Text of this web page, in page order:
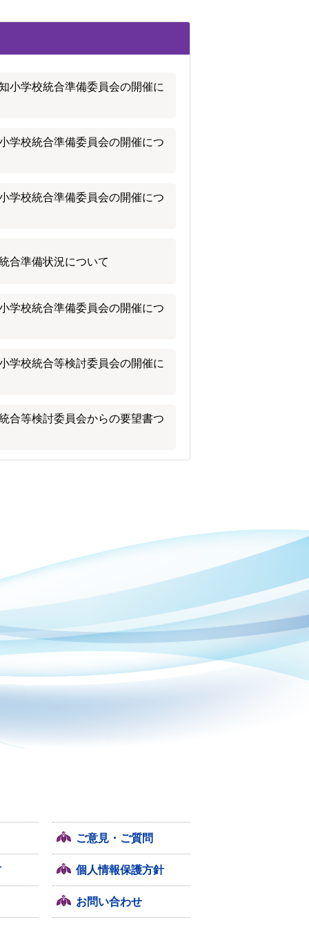
小学校統合準備委員会の開催に
学校統合準備委員会の開催につ
学校統合準備委員会の開催につ
合準備状況について
学校統合準備委員会の開催につ
学校統合等検討委員会の開催に
合等検討委員会からの要望書つ
ご意見・ご質問
個人情報保護方針
お問い合わせ